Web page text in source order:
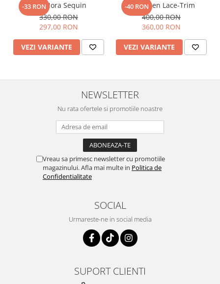
-33 RONTop Nora Sequin
330,00 RON
297,00 RON
VEZI VARIANTE
-40 RON
Top Linen Lace-Trim
400,00 RON
360,00 RON
VEZI VARIANTE
NEWSLETTER
Nu rata ofertele si promotiile noastre
Vreau sa primesc newsletter cu promotiile
magazinului. Afla mai multe in Politica de
Confidentialitate
SOCIAL
Urmareste-ne in social media
SUPORT CLIENTI